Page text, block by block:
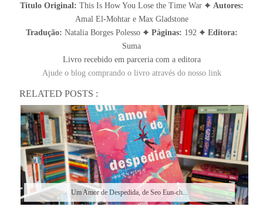
Título Original: This Is How You Lose the Time War ✦ Autores:
Amal El-Mohtar e Max Gladstone
Tradução: Natalia Borges Polesso ✦ Páginas: 192 ✦ Editora:
Suma
Livro recebido em parceria com a editora
Ajude o blog comprando o livro através do nosso link
RELATED POSTS :
Um Amor de Despedida, de Seo Eun-ch...